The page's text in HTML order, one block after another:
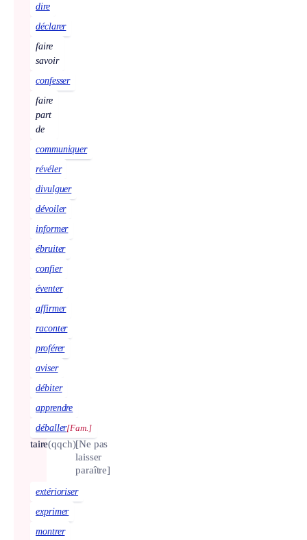
dire
déclarer
faire
savoir
confesser
faire
part
de
communiquer
révéler
divulguer
dévoiler
informer
ébruiter
confier
éventer
affirmer
raconter
proférer
aviser
débiter
apprendre
déballer[Fam.]
taire(qqch)[Ne pas
laisser
paraître]
extérioriser
exprimer
montrer